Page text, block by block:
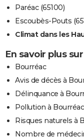
Paréac (65100)
Escoubès-Pouts
Climat dans les
En savoir plus
Bourréac
Avis de décès à
Délinquance à
Pollution à Bourréac
Risques naturels à
Nombre de